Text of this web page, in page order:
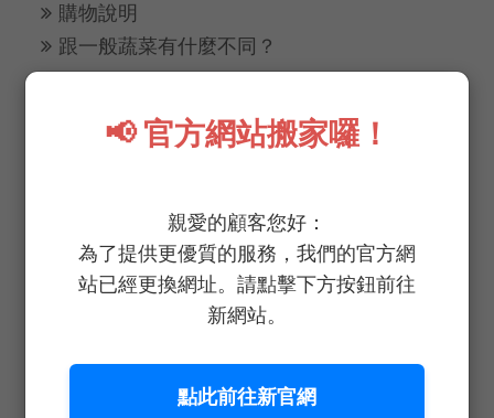
📢 官方網站搬家囉！
親愛的顧客您好：
為了提供更優質的服務，我們的官方網
站已經更換網址。請點擊下方按鈕前往
新網站。
點此前往新官網
 購物說明
 跟一般蔬菜有什麼不同？
美味健康+
野菜鮮生 × 櫛瓜蔬菜包
野菜鮮生 × 雞肉沙拉魔鬼蛋
飯店功夫菜！蘋果生菜蝦鬆
帶著野菜鮮生出門去
低碳水開工收心三角蔬菜包